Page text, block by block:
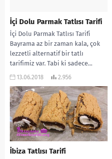
İçi Dolu Parmak Tatlısı Tarifi
İçi Dolu Parmak Tatlısı Tarifi
Bayrama az bir zaman kala, çok
lezzetli alternatif bir tatlı
tarifimiz var. Tabi ki sadece...
13.06.2018 2.956
İbiza Tatlısı Tarifi